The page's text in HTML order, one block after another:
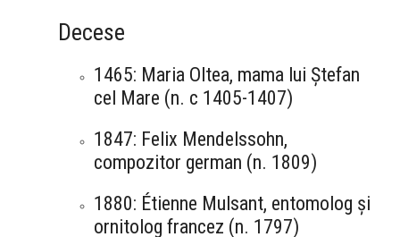
Decese
1465: Maria Oltea, mama lui Ștefan
cel Mare (n. c 1405-1407)
1847: Felix Mendelssohn,
compozitor german (n. 1809)
1880: Étienne Mulsant, entomolog și
ornitolog francez (n. 1797)